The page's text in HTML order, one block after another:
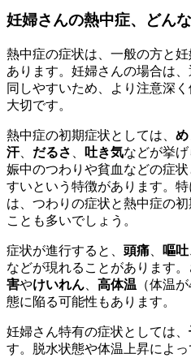
妊婦さんの熱中症、どん
熱中症の症状は、一般の方と
あります。妊婦さんの場合は
同しやすいため、より注意深
大切です。
熱中症の初期症状としては、 め
汗、 だるさ 吐き気などが挙
娠中のつわりや貧血などの症
すいという特徴があります。
は、つわりの症状と熱中症の
ことも多いでしょう。
症状が進行すると、 頭痛 嘔吐
などが現れることがあります。
害やけいれん 高体温 （体温
態に陥る可能性もあります。
妊婦さん特有の症状としては、
す。脱水状態や体温上昇によ